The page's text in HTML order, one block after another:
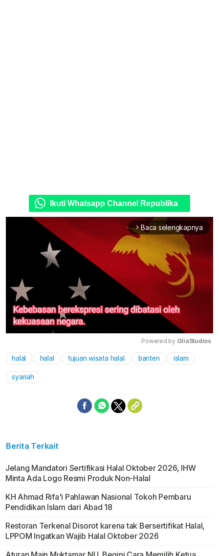
Ikuti Whatsapp Channel Republika
arrow_forward_ios Baca selengkapnya
Mute
Powered by GliaStudios
halal halal tujuan wisata halal banten islam
syariah
Berita Terkait
Jelang Mandatori Sertifikasi Halal Oktober 2026, IHW
Minta Ada Logo Resmi Produk Non-Halal
KH Ahmad Rifa'i Pahlawan Nasional Tokoh Pembaru
Pendidikan Islam dari Abad 18
Restoran Terkenal Disorot karena tak Bersertifikat Halal,
LPPOM Ingatkan Wajib Halal Oktober 2026